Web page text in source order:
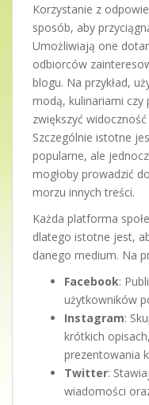
Korzystanie z
sposób, aby
Umożliwiają one
odbiorców
blogu. Na przykład,
modą, kulinariami
zwiększyć
Szczególnie istotne
popularne, ale
mogłoby prowadzić
morzu innych treści.
Każda platforma
dlatego istotne jest,
danego medium. Na
Facebook:
użytkowników
Instagram:
krótkich
prezentowania
Twitter:
wiadomości